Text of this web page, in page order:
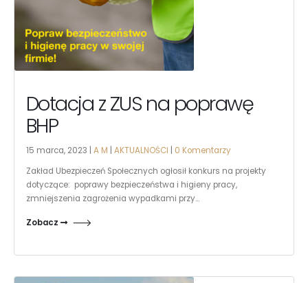
Dotacja z ZUS na poprawę
BHP
15 marca, 2023 | A M AKTUALNOŚCI
0 Komentarzy
Zakład Ubezpieczeń Społecznych ogłosił konkurs na projekty
dotyczące: poprawy bezpieczeństwa i higieny pracy,
zmniejszenia zagrożenia wypadkami przy...
Zobacz